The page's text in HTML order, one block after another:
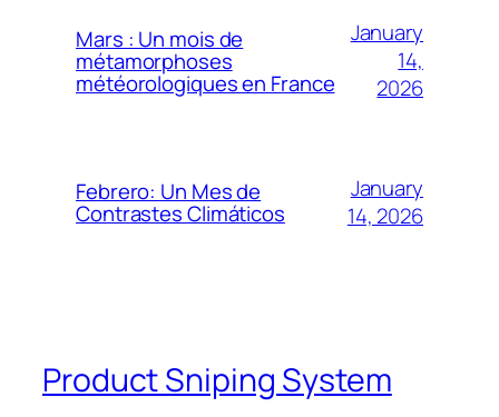
Mars : Un mois de
métamorphoses
météorologiques en France
January
14,
2026
Febrero: Un Mes de
Contrastes Climáticos
January
14, 2026
Product Sniping System